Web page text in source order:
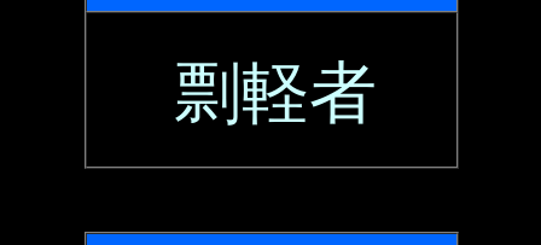
剽軽者